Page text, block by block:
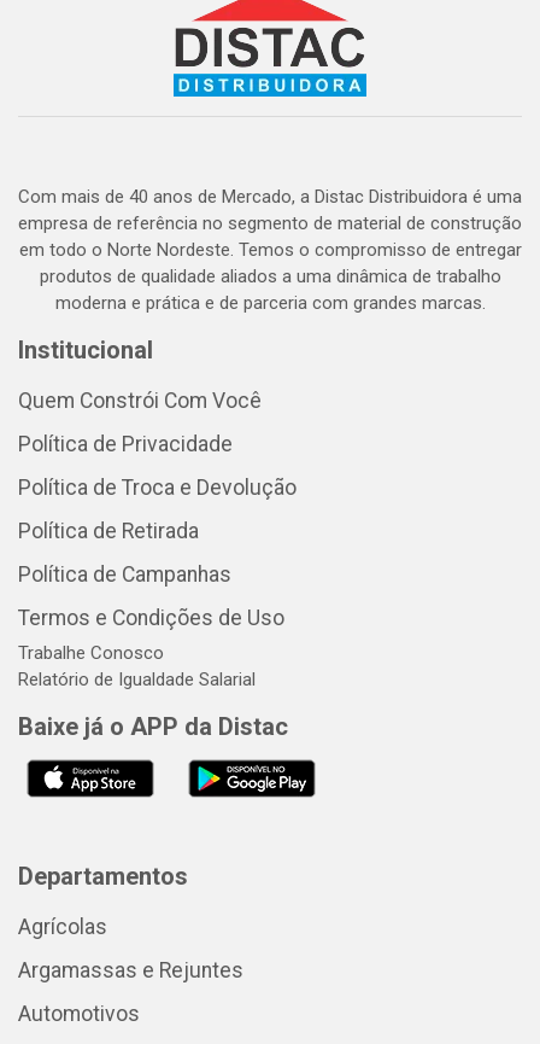
Com mais de 40 anos de Mercado, a Distac Distribuidora é uma
empresa de referência no segmento de material de construção
em todo o Norte Nordeste. Temos o compromisso de entregar
produtos de qualidade aliados a uma dinâmica de trabalho
moderna e prática e de parceria com grandes marcas.
Institucional
Quem Constrói Com Você
Política de Privacidade
Política de Troca e Devolução
Política de Retirada
Política de Campanhas
Termos e Condições de Uso
Trabalhe Conosco
Relatório de Igualdade Salarial
Baixe já o APP da Distac
Departamentos
Agrícolas
Argamassas e Rejuntes
Automotivos